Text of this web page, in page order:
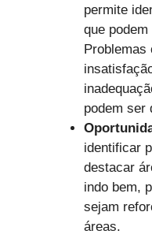
permite
que
podem ser
identificar
destacar
indo bem,
sejam
áreas.